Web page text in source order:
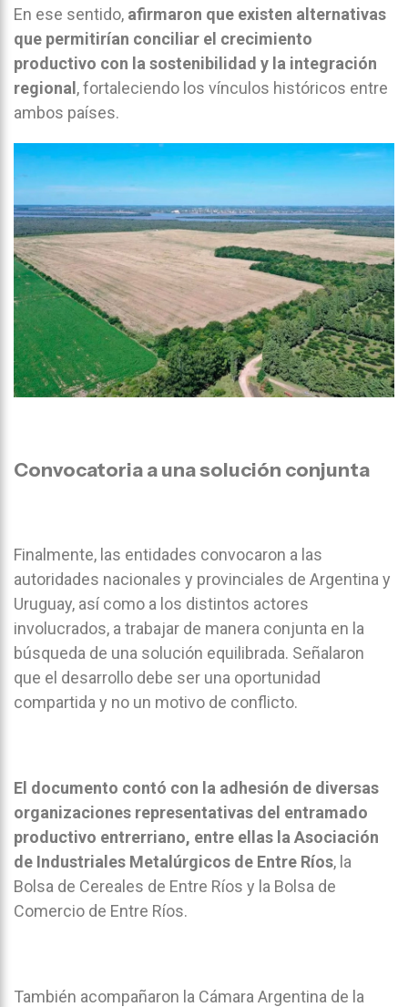
En ese sentido, afirmaron que existen alternativas
que permitirían conciliar el crecimiento
productivo con la sostenibilidad y la integración
regional, fortaleciendo los vínculos históricos entre
ambos países.
Convocatoria a una solución conjunta
Finalmente, las entidades convocaron a las
autoridades nacionales y provinciales de Argentina y
Uruguay, así como a los distintos actores
involucrados, a trabajar de manera conjunta en la
búsqueda de una solución equilibrada. Señalaron
que el desarrollo debe ser una oportunidad
compartida y no un motivo de conflicto.
El documento contó con la adhesión de diversas
organizaciones representativas del entramado
productivo entrerriano, entre ellas la Asociación
de Industriales Metalúrgicos de Entre Ríos, la
Bolsa de Cereales de Entre Ríos y la Bolsa de
Comercio de Entre Ríos.
También acompañaron la Cámara Argentina de la